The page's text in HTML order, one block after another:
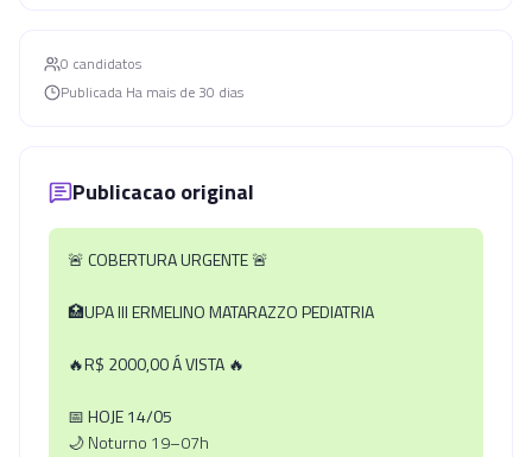
0 candidatos
Publicada Ha mais de 30 dias
Publicacao original
🚨COBERTURA URGENTE🚨⁠
🏥UPA III ER​MELINO MATARAZZO PEDIATRIA
🔥R$ 2000,00 Á VISTA 🔥
📅 HOJE 14/05
🌙 Noturno 19–07h